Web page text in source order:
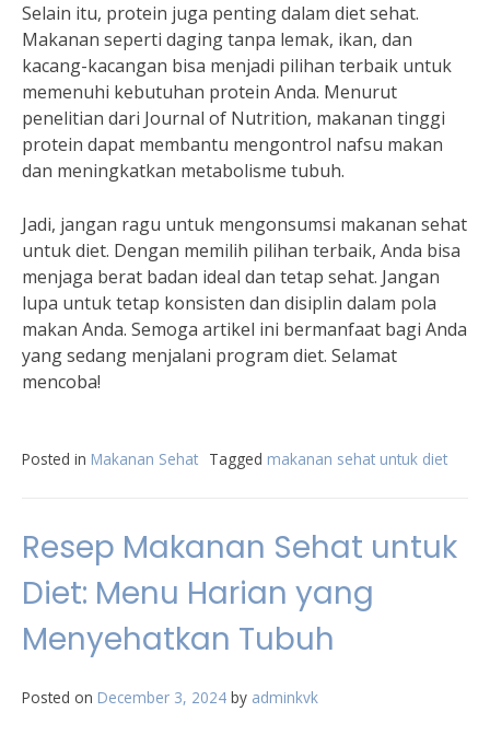
Selain itu, protein juga penting dalam diet sehat.
Makanan seperti daging tanpa lemak, ikan, dan
kacang-kacangan bisa menjadi pilihan terbaik untuk
memenuhi kebutuhan protein Anda. Menurut
penelitian dari Journal of Nutrition, makanan tinggi
protein dapat membantu mengontrol nafsu makan
dan meningkatkan metabolisme tubuh.
Jadi, jangan ragu untuk mengonsumsi makanan sehat
untuk diet. Dengan memilih pilihan terbaik, Anda bisa
menjaga berat badan ideal dan tetap sehat. Jangan
lupa untuk tetap konsisten dan disiplin dalam pola
makan Anda. Semoga artikel ini bermanfaat bagi Anda
yang sedang menjalani program diet. Selamat
mencoba!
Posted in Makanan Sehat Tagged makanan sehat untuk diet
Resep Makanan Sehat untuk
Diet: Menu Harian yang
Menyehatkan Tubuh
Posted on December 3, 2024 by adminkvk